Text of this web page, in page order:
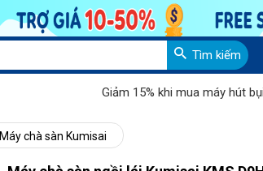
Tìm kiếm
Giảm 15% khi mua máy hút bụi
Máy chà sàn Kumisai